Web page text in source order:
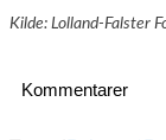
Kilde: Lolland-Falster
Kommentarer